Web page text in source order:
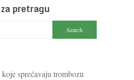
pretragu
sprečavaju trombozu